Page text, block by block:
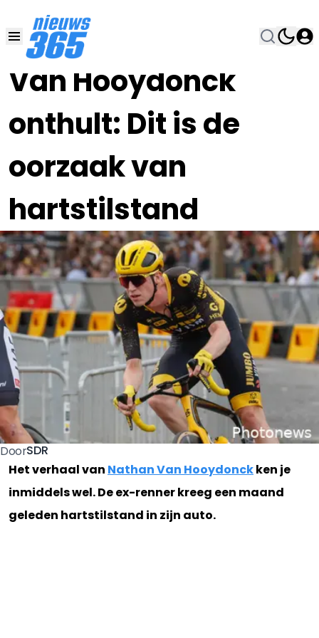
Van Hooydonck
onthult: Dit is de
oorzaak van
hartstilstand
14 OKT 2023, 12:45
DoorSDR
Het verhaal van Nathan Van Hooydonckken je
inmiddels wel. De ex-renner kreeg een maand
geleden hartstilstand in zijn auto.